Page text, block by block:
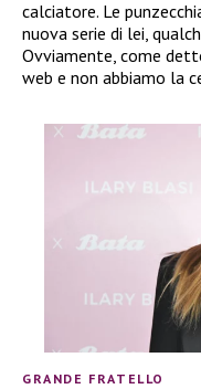
calciatore. Le
nuova serie di lei,
Ovviamente, come
web e non abbiamo la
GRANDE FRATELLO